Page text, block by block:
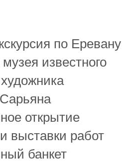
по Еревану
известного
открытие
выставки работ
банкет